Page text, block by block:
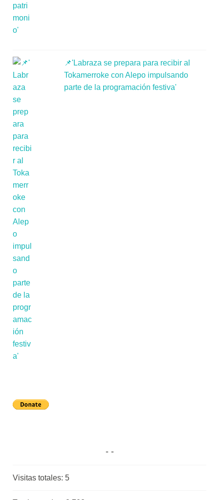
📌'Labraza se prepara para recibir al
Tokamerroke con Alepo impulsando
parte de la programación festiva'
Visitas totales: 5